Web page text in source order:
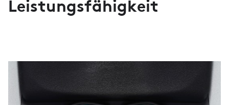
Leistungsfähigkeit